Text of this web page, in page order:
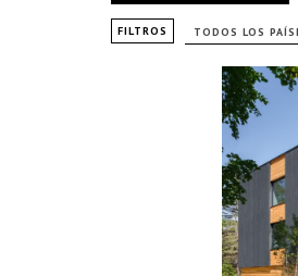
FILTROS TODOS LOS